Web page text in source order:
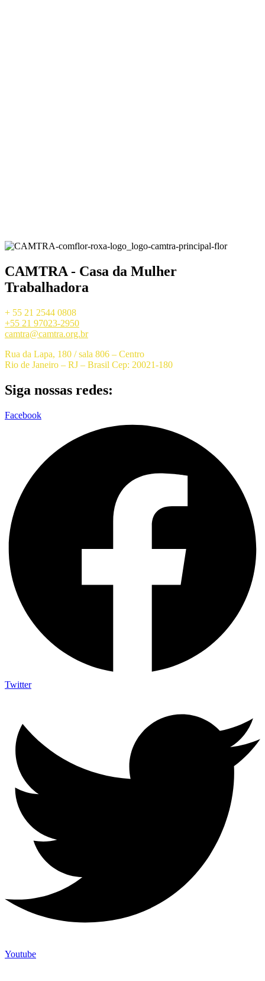
CAMTRA - Casa da Mulher
Trabalhadora
+ 55 21 2544 0808
+55 21 97023-2950
camtra@camtra.org.br
Rua da Lapa, 180 / sala 806 – Centro
Rio de Janeiro – RJ – Brasil Cep: 20021-180
Siga nossas redes:
Facebook
Twitter
Youtube